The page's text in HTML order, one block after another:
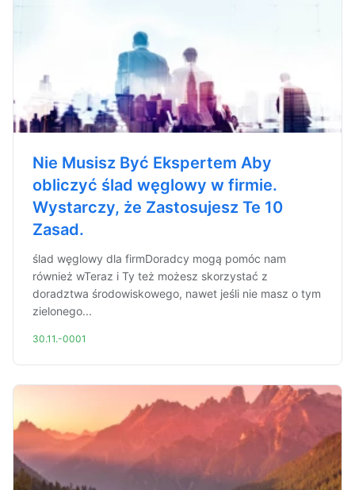
Nie Musisz Być Ekspertem Aby
obliczyć ślad węglowy w firmie.
Wystarczy, że Zastosujesz Te 10
Zasad.
ślad węglowy dla firmDoradcy mogą pomóc nam
również wTeraz i Ty też możesz skorzystać z
doradztwa środowiskowego, nawet jeśli nie masz o tym
zielonego...
30.11.-0001